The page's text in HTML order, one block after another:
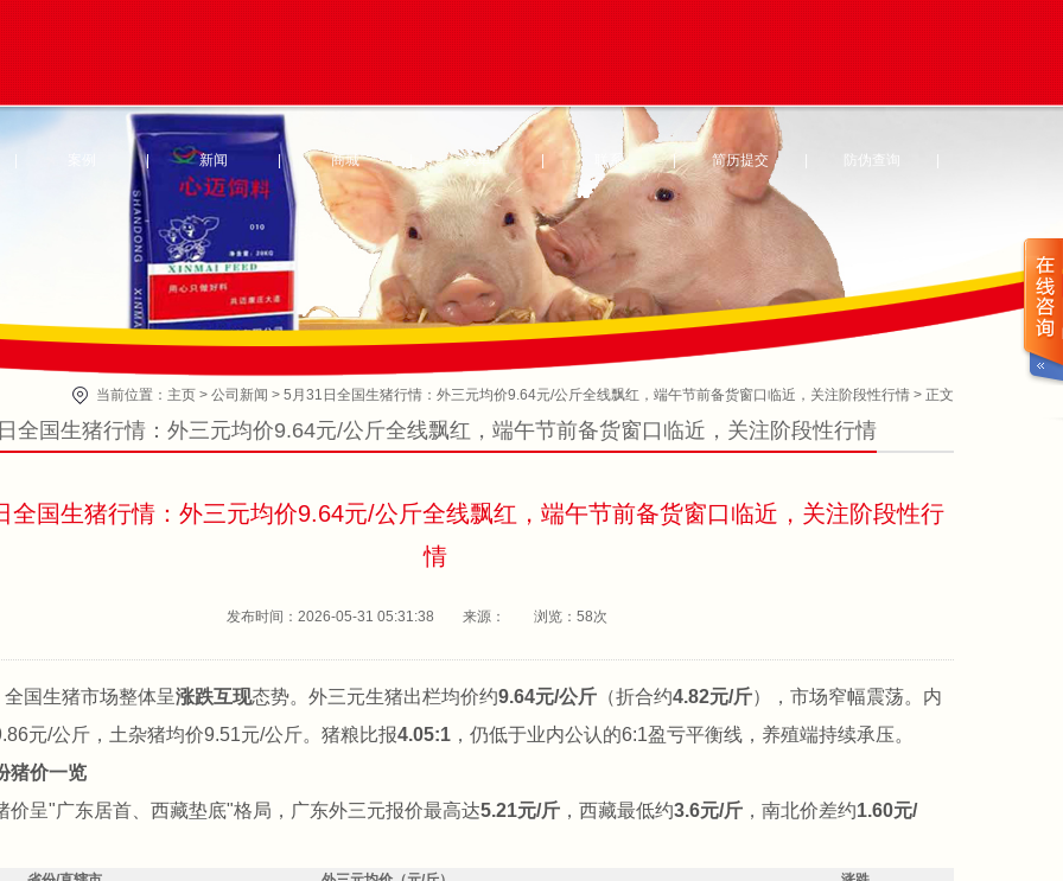
| 新闻 | 商城 表单 | 联系 | 简历提交 防伪查询
当前位置： 主页 > 公司新闻 > 5月31日全国生猪行情：外三元均价9.64元/公斤全线飘红，端午节前备货窗口临近，关注阶段性行情 > 正文
全国生猪行情：外三元均价9.64元/公斤全线飘红，端午节前备货窗口临近，关注阶段性行情
全国生猪行情：外三元均价9.64元/公斤全线飘红，端午节前备货窗口临近，关注阶段性行
情
发布时间：2026-05-31 05:31:38 来源： 浏览： 58次
国生猪市场整体呈涨跌互现态势。外三元生猪出栏均价约9.64元/公斤 （折合约4.82元/斤），市场窄幅震荡。内
元/公斤，土杂猪均价9.51元/公斤。猪粮比报4.05:1 ，仍低于业内公认的6:1盈亏平衡线，养殖端持续承压。
猪价一览
价呈"广东居首、西藏垫底"格局，广东外三元报价最高达5.21元/斤 ，西藏最低约3.6元/斤 ，南北价差约1.60元/